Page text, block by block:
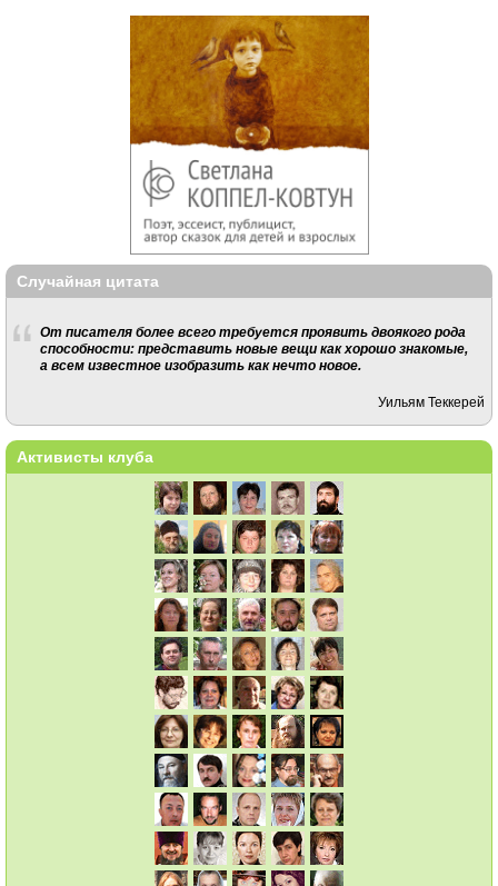
Случайная цитата
От писателя более всего требуется проявить двоякого рода
способности: представить новые вещи как хорошо знакомые,
а всем известное изобразить как нечто новое.
Уильям Теккерей
Активисты клуба